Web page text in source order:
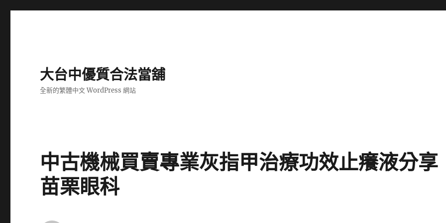
大台中優質合法當舖
全新的繁體中文 WordPress 網站
中古機械買賣專業灰指甲治療功效止癢液分享
苗栗眼科